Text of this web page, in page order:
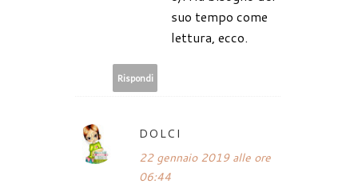
suo tempo come
lettura, ecco.
Rispondi
DOLCI
22 gennaio 2019 alle ore
06:44